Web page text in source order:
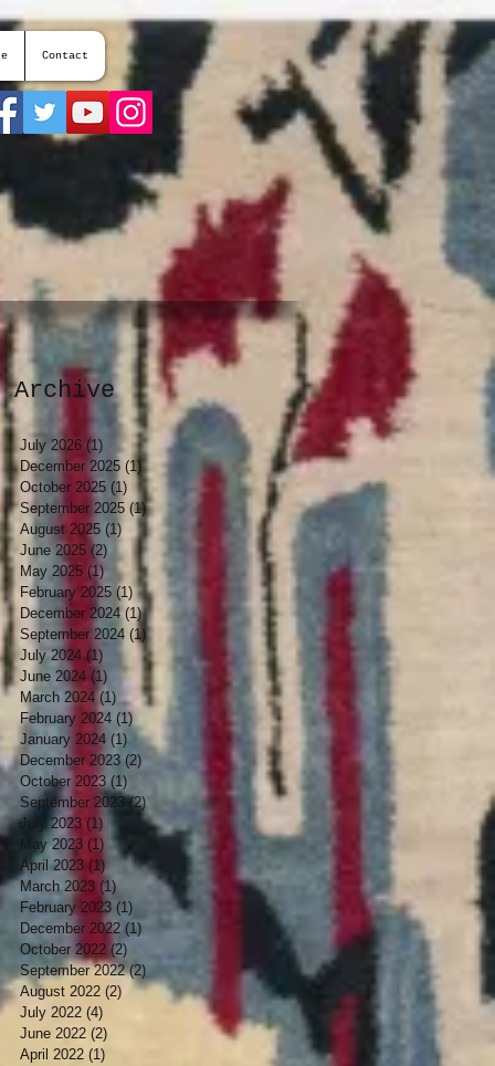
Contact
Archive
July 2026 (1) 1 post
December 2025 (1) 1 post
October 2025 (1) 1 post
September 2025 (1)1 post
August 2025 (1)1 post
June 2025 (2) 2 posts
May 2025 (1)1 post
February 2025 (1) 1 post
December 2024 (1)1 post
September 2024 (1) 1 post
July 2024 (1)
June 2024 (1) 1 post
March 2024 (1) 1 post
February 2024 (1) 1 post
January 2024 (1) 1 post
December 2023 (2) 2 posts
October 2023 (1)
September 2023 (2) 2 posts
July 2023 (1) 1 post
May 2023 (1) 1 post
April 2023 (1) 1 post
March 2023 (1)1 post
February 2023 (1)
December 2022 (1) 1 post
October 2022 (2)
September 2022 (2)
August 2022 (2) 2 posts
July 2022 (4)
June 2022 (2)
April 2022 (1)